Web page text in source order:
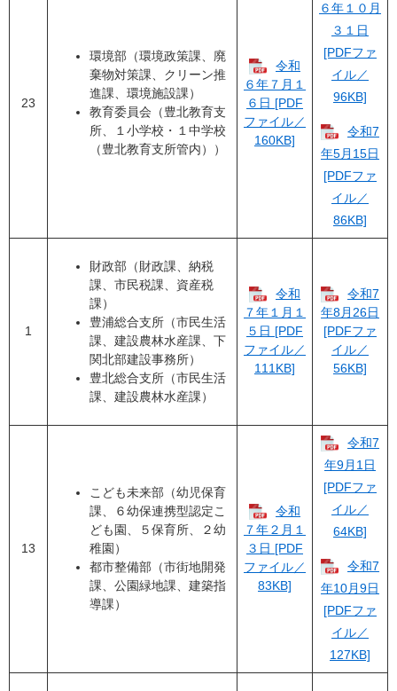
23
環境部（環境政策課、廃
棄物対策課、クリーン推
進課、環境施設課）
教育委員会（豊北教育支
所、１小学校・１中学校
（豊北教育支所管内））
令和
６年７月１
６日 [PDF
ファイル／
160KB]
６年１０月
３１日
[PDFファ
イル／
96KB]
令和7
年5月15日
[PDFファ
イル／
86KB]
1
財政部（財政課、納税
課、市民税課、資産税
課）
豊浦総合支所（市民生活
課、建設農林水産課、下
関北部建設事務所）
豊北総合支所（市民生活
課、建設農林水産課）
令和
７年１月１
５日 [PDF
ファイル／
111KB]
令和7
年8月26日
[PDFファ
イル／
56KB]
13
こども未来部（幼児保育
課、６幼保連携型認定こ
ども園、５保育所、２幼
稚園）
都市整備部（市街地開発
課、公園緑地課、建築指
導課）
令和
７年２月１
３日 [PDF
ファイル／
83KB]
令和7
年9月1日
[PDFファ
イル／
64KB]
令和7
年10月9日
[PDFファ
イル／
127KB]